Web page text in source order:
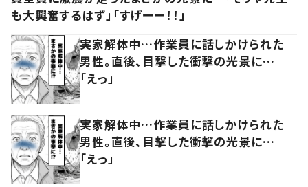
も大興奮するはず」「すげーー！！」
実家解体中…作業員に話しかけられた
男性。直後、目撃した衝撃の光景に…
「えっ」
実家解体中…作業員に話しかけられた
男性。直後、目撃した衝撃の光景に…
「えっ」